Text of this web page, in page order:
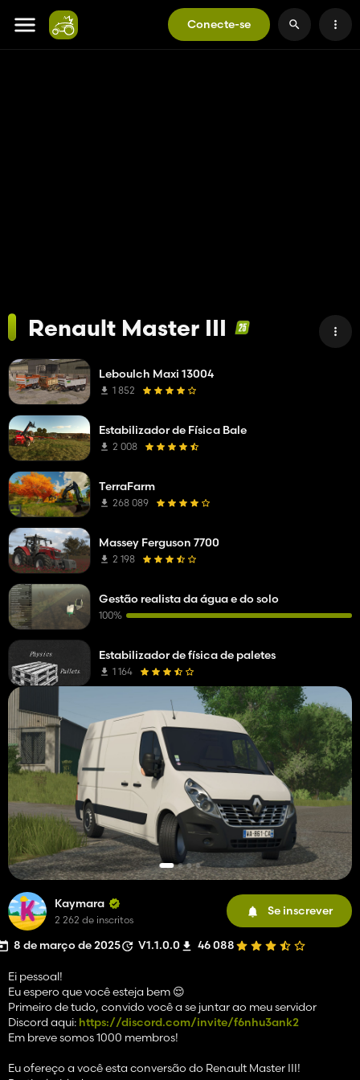
Conecte-se
Renault Master III
Kaymara
2 262 de inscritos
Se inscrever
8 de março de 2025 V1.1.0.0 46 088
Ei pessoal!
Eu espero que você esteja bem 😌
Primeiro de tudo, convido você a se juntar ao meu servidor
Discord aqui: https://discord.com/invite/f6nhu3ank2
Em breve somos 1000 membros!
Eu ofereço a você esta conversão do Renault Master III!
Leboulch Maxi 13004
1 852
Estabilizador de Física Bale
2 008
TerraFarm
268 089
Massey Ferguson 7700
2 198
Gestão realista da água e do solo
100%
Estabilizador de física de paletes
1 164